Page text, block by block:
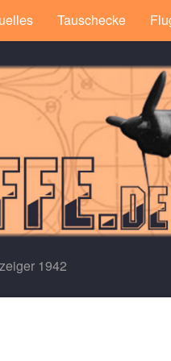
Tauschecke
1942